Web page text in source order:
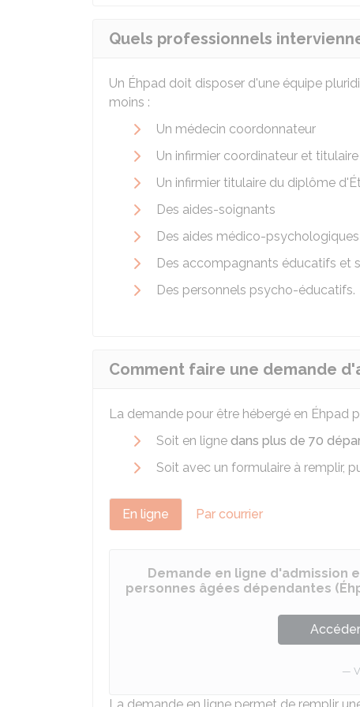
Quels professionnels
Un Éhpad doit disposer d'une équipe
moins :
Un médecin coordonnateur
Un infirmier coordinateur et
Un infirmier titulaire du diplôme
Des aides-soignants
Des aides médico-psychologiques
Des accompagnants éducatifs et
Des personnels psycho-éducatifs.
Comment faire une demande
La demande pour être hébergé en Éhpad
Soit en ligne dans plus de 70
Soit avec un formulaire à remplir,
En ligne Par courrier
Demande en ligne d'admission
personnes âgées dépendantes